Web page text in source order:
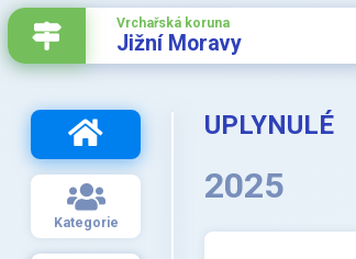
Vrchařská koruna
Jižní Moravy
Kategorie
UPLYNULÉ
2025